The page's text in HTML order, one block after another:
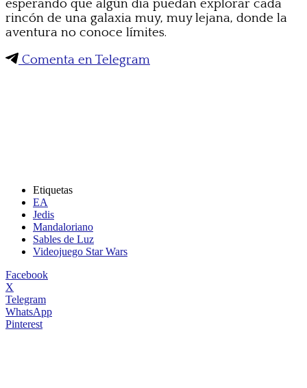
esperando que algún día puedan explorar cada
rincón de una galaxia muy, muy lejana, donde la
aventura no conoce límites.
Comenta en Telegram
Etiquetas
EA
Jedis
Mandaloriano
Sables de Luz
Videojuego Star Wars
Facebook
X
Telegram
WhatsApp
Pinterest